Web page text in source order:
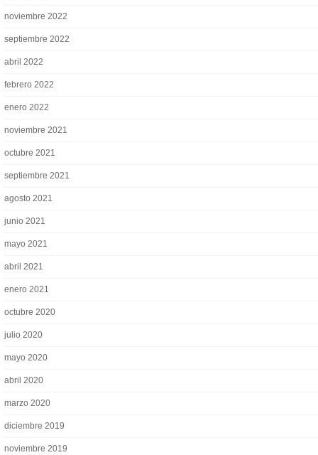
noviembre 2022
septiembre 2022
abril 2022
febrero 2022
enero 2022
noviembre 2021
octubre 2021
septiembre 2021
agosto 2021
junio 2021
mayo 2021
abril 2021
enero 2021
octubre 2020
julio 2020
mayo 2020
abril 2020
marzo 2020
diciembre 2019
noviembre 2019